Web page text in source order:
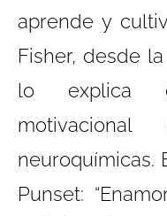
aprende y
Fisher, desde
lo explica
neuroquímicas.
Punset: